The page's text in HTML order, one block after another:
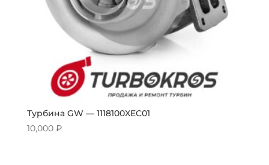
Турбина GW — 1118100XEC01
10,000 ₽